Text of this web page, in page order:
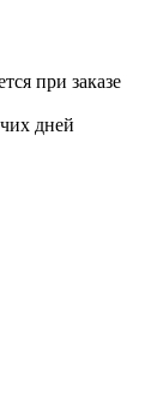
при заказе
дней